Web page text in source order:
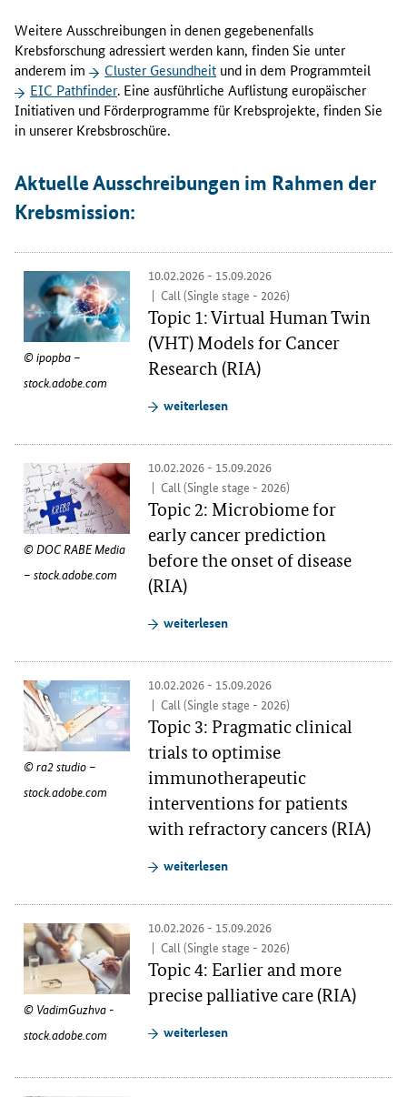
Weitere Ausschreibungen in denen gegebenenfalls
Krebsforschung adressiert werden kann, finden Sie unter
anderem im
Cluster Gesundheit und in dem Programmteil
EIC Pathfinder. Eine ausführliche Auflistung europäischer
Initiativen und Förderprogramme für Krebsprojekte, finden Sie
in unserer Krebsbroschüre.
Aktuelle Ausschreibungen im Rahmen der
Krebsmission:
ipopba –
stock.adobe.com
10.02.2026 - 15.09.2026
Call (Single stage - 2026)
Topic 1: Virtual Human Twin
(VHT) Models for Cancer
Research (RIA)
weiterlesen
DOC RABE Media
– stock.adobe.com
10.02.2026 - 15.09.2026
Call (Single stage - 2026)
Topic 2: Microbiome for
early cancer prediction
before the onset of disease
(RIA)
weiterlesen
ra2 studio –
stock.adobe.com
10.02.2026 - 15.09.2026
Call (Single stage - 2026)
Topic 3: Pragmatic clinical
trials to optimise
immunotherapeutic
interventions for patients
with refractory cancers (RIA)
weiterlesen
VadimGuzhva -
stock.adobe.com
10.02.2026 - 15.09.2026
Call (Single stage - 2026)
Topic 4: Earlier and more
precise palliative care (RIA)
weiterlesen